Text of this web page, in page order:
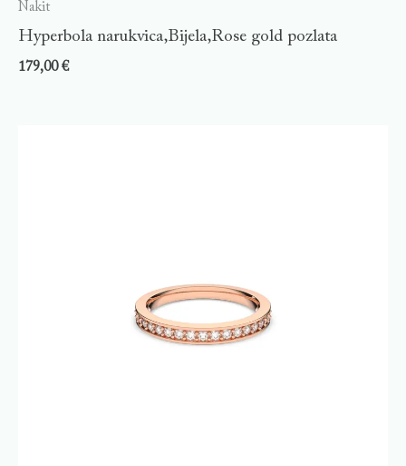
Nakit
Hyperbola narukvica,Bijela,Rose gold pozlata
179,00€